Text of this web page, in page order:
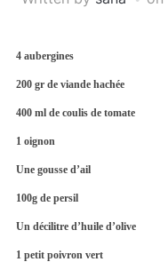
4 aubergines
200 gr de viande hachée
400 ml de coulis de tomate
1 oignon
Une gousse d’ail
100g de persil
Un décilitre d’huile d’olive
1 petit poivron vert